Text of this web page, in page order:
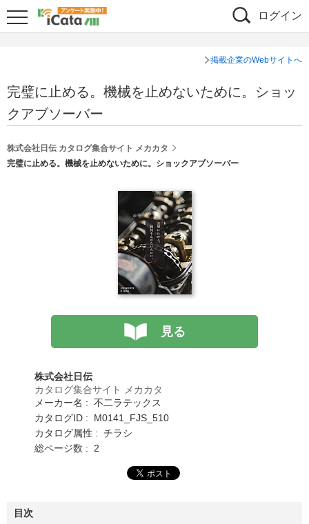
ログイン
掲載企業のWebサイトへ
完璧に止める。機械を止めないために。ショッ
クアブソーバー
株式会社日伝 カタログ集合サイト メカカタ
完璧に止める。機械を止めないために。ショックアブソーバー
見る
株式会社日伝
カタログ集合サイト メカカタ
メーカー名 : 不二ラテックス
カタログID : M0141_FJS_510
カタログ属性 : チラシ
総ページ数 : 2
目次